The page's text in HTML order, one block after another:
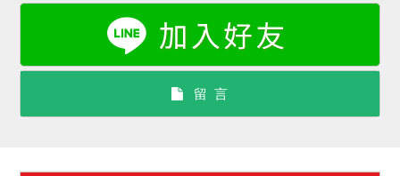
留 言